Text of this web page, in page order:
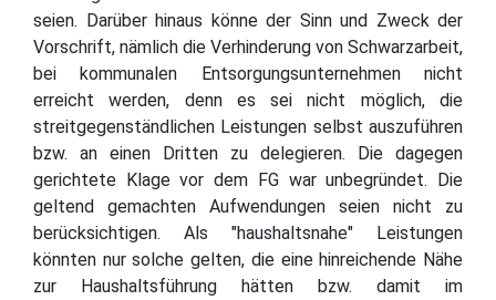
seien. Darüber hinaus könne der Sinn und Zweck der
Vorschrift, nämlich die Verhinderung von Schwarzarbeit,
bei kommunalen Entsorgungsunternehmen nicht
erreicht werden, denn es sei nicht möglich, die
streitgegenständlichen Leistungen selbst auszuführen
bzw. an einen Dritten zu delegieren. Die dagegen
gerichtete Klage vor dem FG war unbegründet. Die
geltend gemachten Aufwendungen seien nicht zu
berücksichtigen. Als "haushaltsnahe" Leistungen
könnten nur solche gelten, die eine hinreichende Nähe
zur Haushaltsführung hätten bzw. damit im